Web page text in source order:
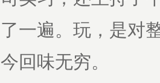
了一遍。玩，是对
今回味无穷。